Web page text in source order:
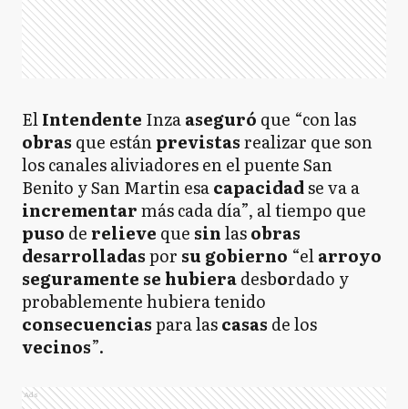
ElIntendente Inzaaseguró que “con las
obras que estánprevistasrealizar que son
los canales aliviadores en el puente San
Benito y San Martin esacapacidadse va a
incrementarmás cada día”, al tiempo que
puso de relieve que sinlasobras
desarrolladaspor su gobierno “elarroyo
seguramente se hubieradesbordado y
probablemente hubiera tenido
consecuenciaspara lascasas de los
vecinos”.
Ads